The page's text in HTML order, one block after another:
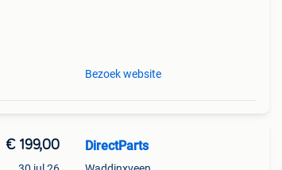
Bezoek website
€ 199,00 DirectParts